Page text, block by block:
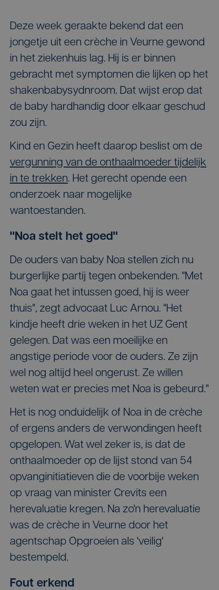
Deze week geraakte bekend dat een
jongetje uit een crèche in Veurne gewond
in het ziekenhuis lag. Hij is er binnen
gebracht met symptomen die lijken op het
shakenbabysydnroom. Dat wijst erop dat
de baby hardhandig door elkaar geschud
zou zijn.
Kind en Gezin heeft daarop beslist om de
vergunning van de onthaalmoeder tijdelijk
in te trekken. Het gerecht opende een
onderzoek naar mogelijke
wantoestanden.
"Noa stelt het goed"
De ouders van baby Noa stellen zich nu
burgerlijke partij tegen onbekenden. "Met
Noa gaat het intussen goed, hij is weer
thuis", zegt advocaat Luc Arnou. "Het
kindje heeft drie weken in het UZ Gent
gelegen. Dat was een moeilijke en
angstige periode voor de ouders. Ze zijn
wel nog altijd heel ongerust. Ze willen
weten wat er precies met Noa is gebeurd."
Het is nog onduidelijk of Noa in de crèche
of ergens anders de verwondingen heeft
opgelopen. Wat wel zeker is, is dat de
onthaalmoeder op de lijst stond van 54
opvanginitiatieven die de voorbije weken
op vraag van minister Crevits een
herevaluatie kregen. Na zo'n herevaluatie
was de crèche in Veurne door het
agentschap Opgroeien als 'veilig'
bestempeld.
Fout erkend